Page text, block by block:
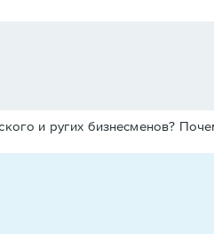
и ругих бизнесменов?